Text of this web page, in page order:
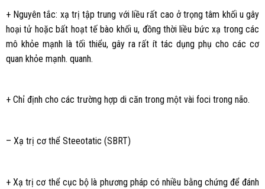
+ Nguyên tắc: xạ trị tập trung với liều rất cao ở trọng tâm khối u gây
hoại tử hoặc bất hoạt tế bào khối u, đồng thời liều bức xạ trong các
mô khỏe mạnh là tối thiểu, gây ra rất ít tác dụng phụ cho các cơ
quan khỏe mạnh. quanh.
+ Chỉ định cho các trường hợp di căn trong một vài foci trong não.
– Xạ trị cơ thể Steeotatic (SBRT)
+ Xạ trị cơ thể cục bộ là phương pháp có nhiều bằng chứng để đánh